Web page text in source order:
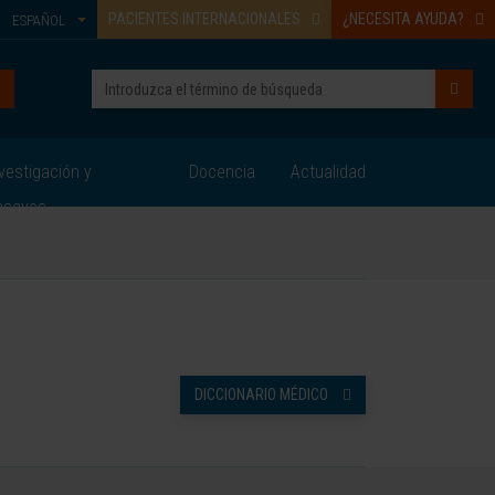
PACIENTES INTERNACIONALES ¿NECESITA AYUDA?
ESPAÑOL
y
Docencia Actualidad
DICCIONARIO MÉDICO